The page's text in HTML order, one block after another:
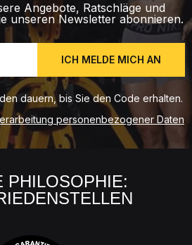
Angebote, Ratschläge und
unseren Newsletter abonnieren.
ICH MELDE MICH AN
dauern, bis Sie den Code erhalten.
personenbezogener Daten
PHILOSOPHIE: